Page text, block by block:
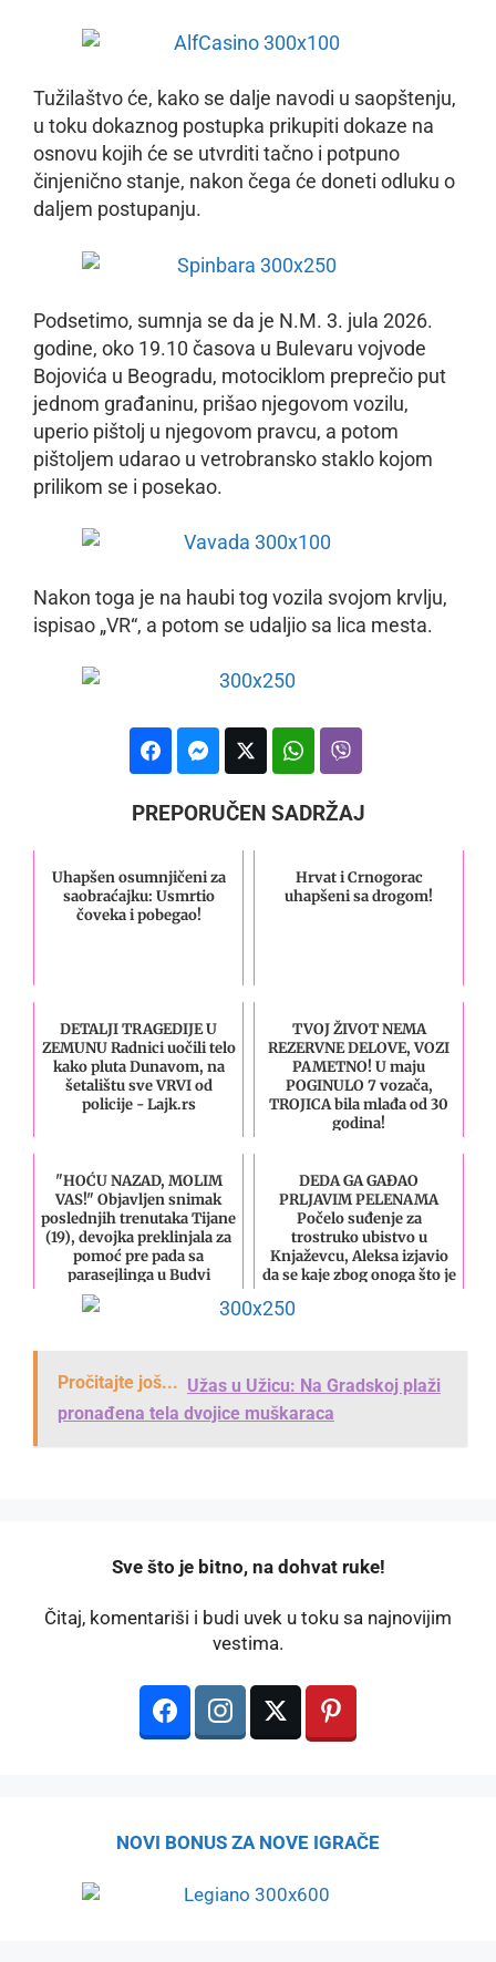
Tužilaštvo će, kako se dalje navodi u saopštenju,
u toku dokaznog postupka prikupiti dokaze na
osnovu kojih će se utvrditi tačno i potpuno
činjenično stanje, nakon čega će doneti odluku o
daljem postupanju.
Podsetimo, sumnja se da je N.M. 3. jula 2026.
godine, oko 19.10 časova u Bulevaru vojvode
Bojovića u Beogradu, motociklom preprečio put
jednom građaninu, prišao njegovom vozilu,
uperio pištolj u njegovom pravcu, a potom
pištoljem udarao u vetrobransko staklo kojom
prilikom se i posekao.
Nakon toga je na haubi tog vozila svojom krvlju,
ispisao „VR“, a potom se udaljio sa lica mesta.
PREPORUČEN SADRŽAJ
Uhapšen osumnjičeni za
saobraćajku: Usmrtio
čoveka i pobegao!
Hrvat i Crnogorac
uhapšeni sa drogom!
DETALJI TRAGEDIJE U
ZEMUNU Radnici uočili telo
kako pluta Dunavom, na
šetalištu sve VRVI od
policije - Lajk.rs
TVOJ ŽIVOT NEMA
REZERVNE DELOVE, VOZI
PAMETNO! U maju
POGINULO 7 vozača,
TROJICA bila mlađa od 30
godina!
"HOĆU NAZAD, MOLIM
VAS!" Objavljen snimak
poslednjih trenutaka Tijane
(19), devojka preklinjala za
pomoć pre pada sa
parasejlinga u Budvi
DEDA GA GAĐAO
PRLJAVIM PELENAMA
Počelo suđenje za
trostruko ubistvo u
Knjaževcu, Aleksa izjavio
da se kaje zbog onoga što je
Pročitajte još... Užas u Užicu: Na Gradskoj plaži
pronađena tela dvojice muškaraca
️Sve što je bitno, na dohvat ruke!
Čitaj, komentariši i budi uvek u toku sa najnovijim
vestima.
NOVI BONUS ZA NOVE IGRAČE